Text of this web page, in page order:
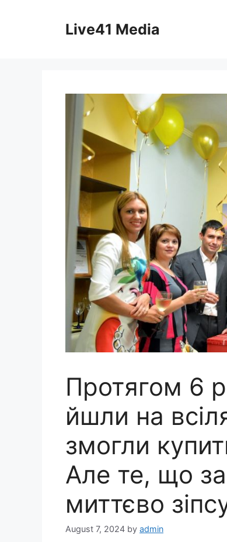
Live41 Media
Протягом 6
йшли на
змогли
Але те, що
миттєво
August 7, 2024 by admin